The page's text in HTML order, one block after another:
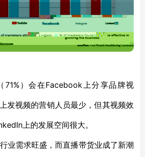
（ 71% ）会在Facebook上分享品牌视
发视频的营销人员最少，但其视频效
上的发展空间很大。
业需求旺盛，而直播带货业成了新潮